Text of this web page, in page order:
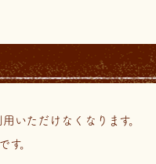
いただけなくなります。
す。